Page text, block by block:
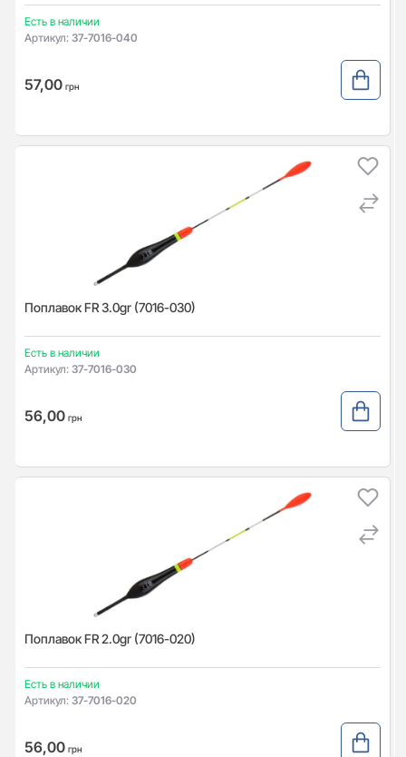
Есть в наличии
Артикул: 37-7016-040
57,00 грн
Поплавок FR 3.0gr (7016-030)
Есть в наличии
Артикул: 37-7016-030
56,00 грн
Поплавок FR 2.0gr (7016-020)
Есть в наличии
Артикул: 37-7016-020
56,00 грн